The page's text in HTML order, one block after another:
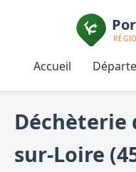
Accueil
Déchèterie
sur-Loire